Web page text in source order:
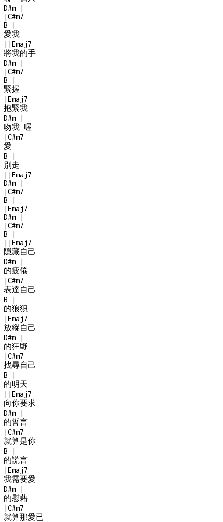
D#m
|
|C#m7
B
|
愛我
| |Emaj7
將我的手
D#m
|
|C#m7
B
|
緊握
|Emaj7
抱緊我
D#m
|
吻我 喔
|C#m7
愛
B
|
別走
| |Emaj7
D#m
|
|C#m7
B
|
|Emaj7
D#m
|
|C#m7
B
|
| |Emaj7
隱藏自己
D#m
|
的疲倦
|C#m7
表達自己
B
|
的狼狽
|Emaj7
放縱自己
D#m
|
的狂野
|C#m7
找尋自己
B
|
的明天
| |Emaj7
向你要求
D#m
|
的誓言
|C#m7
就算是你
B
|
的謊言
|Emaj7
我需要愛
D#m
|
的慰藉
|C#m7
就算那愛已